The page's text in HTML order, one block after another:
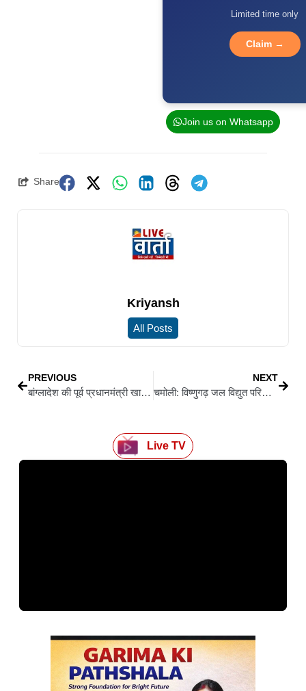
Limited time only
Claim →
Join us on Whatsapp
Share
Kriyansh
All Posts
PREVIOUS
बांग्लादेश की पूर्व प्रधानमंत्री खालिदा जिया का 80 साल की उम्र में निधन, पीएम मोदी ने जताया शोक
NEXT
चमोली: विष्णुगढ़ जल विद्युत परियोजना में लोको ट्रेनों की टक्कर, 60 घायल
Live TV